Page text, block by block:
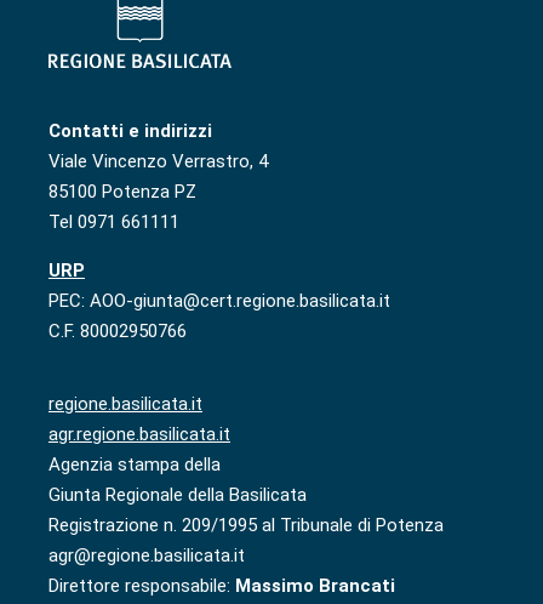
Contatti e indirizzi
Viale Vincenzo Verrastro, 4
85100 Potenza PZ
Tel 0971 661111
URP
PEC: AOO-giunta@cert.regione.basilicata.it
C.F. 80002950766
regione.basilicata.it
agr.regione.basilicata.it
Agenzia stampa della
Giunta Regionale della Basilicata
Registrazione n. 209/1995 al Tribunale di Potenza
agr@regione.basilicata.it
Direttore responsabile: Massimo Brancati